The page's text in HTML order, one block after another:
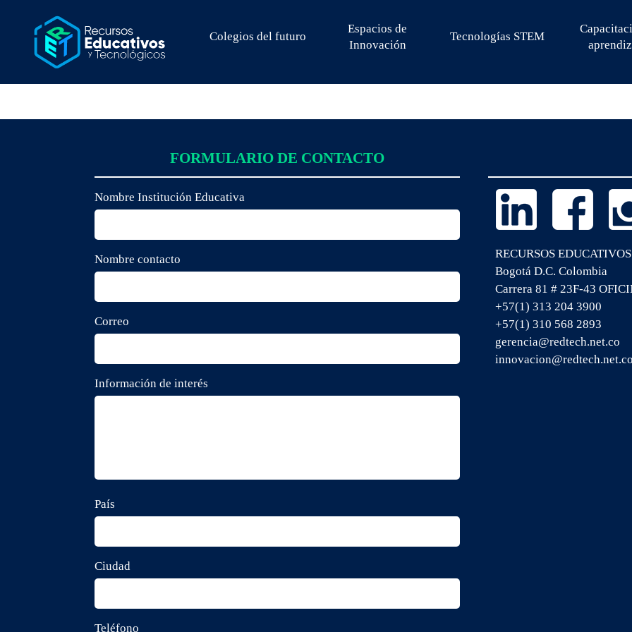
Colegios del futuro
Espacios de
Innovación
Tecnologías STEM
FORMULARIO DE CONTACTO
Nombre Institución Educativa
Nombre contacto
Correo
Información de interés
País
Ciudad
Teléfono
RECURSOS
Bogotá D.C. Colombia
Carrera 81 # 23F-43
+57(1) 313 204 3900
+57(1) 310 568 2893
gerencia@redtech.net.co